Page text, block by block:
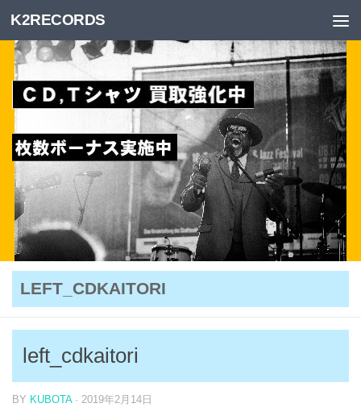
Skip to content
K2RECORDS
LEFT_CDKAITORI
left_cdkaitori
BY KUBOTA · 2019年2月14日